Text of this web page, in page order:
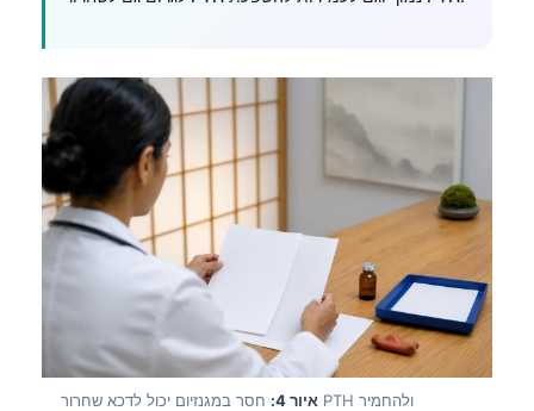
איור 4:
חסר במגנזיום יכול לדכא שחרור PTH ולהחמיר